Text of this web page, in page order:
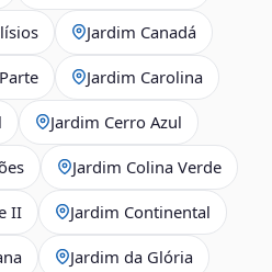
Jardim Canadá
Jardim Carolina
Jardim Cerro Azul
Jardim Colina Verde
II Jardim Continental
Jardim da Glória